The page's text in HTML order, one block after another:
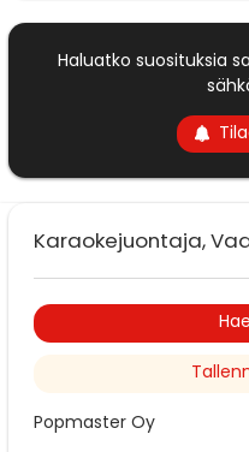
Haluatko suosituksia
Karaokejuontaja,
Popmaster Oy